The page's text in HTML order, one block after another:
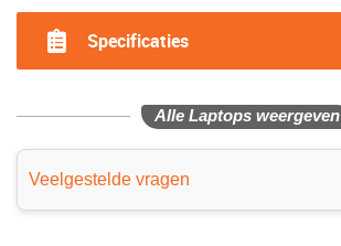
Specificaties
Alle Laptops weergeven
Veelgestelde vragen